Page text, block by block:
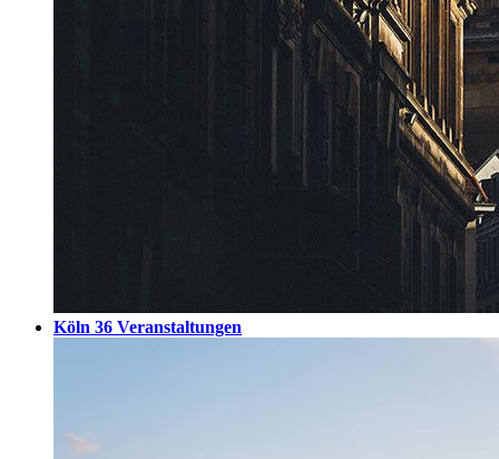
Köln 36 Veranstaltungen